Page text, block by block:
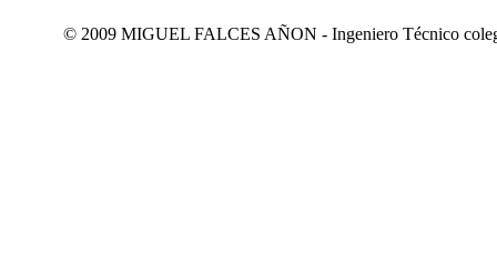
© 2009 MIGUEL FALCES AÑON - Ingeniero Técnico